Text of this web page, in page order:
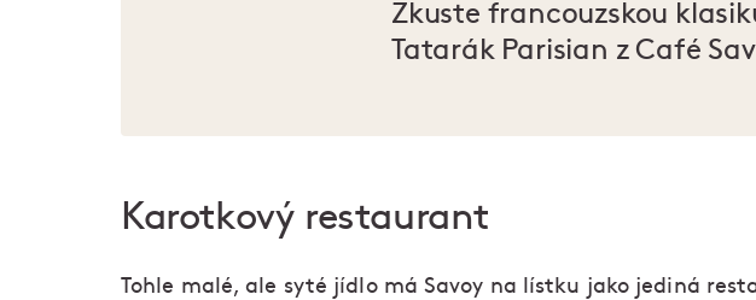
Zkuste francouzskou
Tatarák Parisian z Café
Karotkový restaurant
Tohle malé, ale syté jídlo má Savoy na lístku jako jediná